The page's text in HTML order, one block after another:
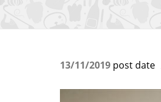
13/11/2019 post date